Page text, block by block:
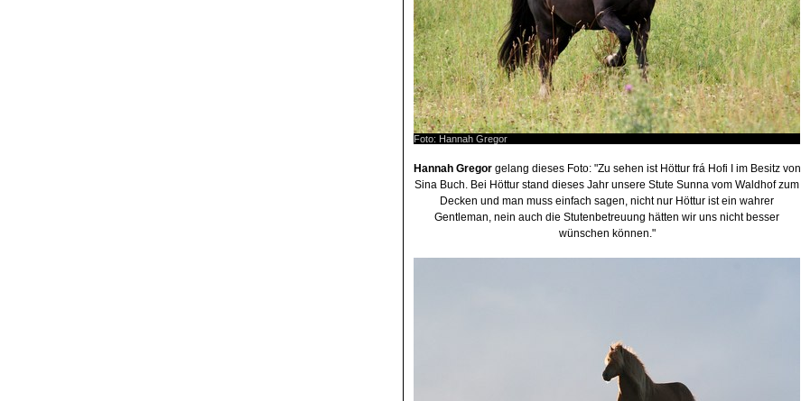
Foto: Hannah Gregor
Hannah Gregorgelang dieses Foto: "Zu sehen ist Höttur frá Hofi I im Besitz von
Sina Buch. Bei Höttur stand dieses Jahr unsere Stute Sunna vom Waldhof zum
Decken und man muss einfach sagen, nicht nur Höttur ist ein wahrer
Gentleman, nein auch die Stutenbetreuung hätten wir uns nicht besser
wünschen können."